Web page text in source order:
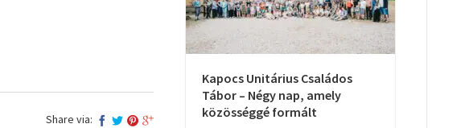
Share via:
Kapocs Unitárius Családos
Tábor – Négy nap, amely
közösséggé formált